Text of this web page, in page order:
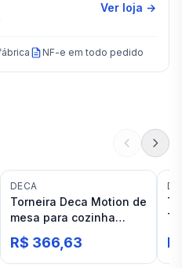
Ver loja →
NF-e em todo pedido
DECA
Torneira Deca Motion de
mesa para cozinha
Cromado/Fendi
R$ 366,63